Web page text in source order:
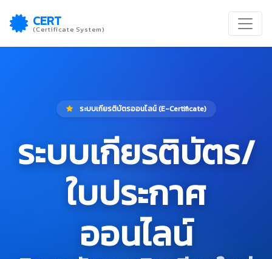
CERT
(Certificate System)
ระบบเกียรติบัตรออนไลน์ (E-Certificate)
ระบบเกียรติบัตร/
ใบประกาศ
ออนไลน์